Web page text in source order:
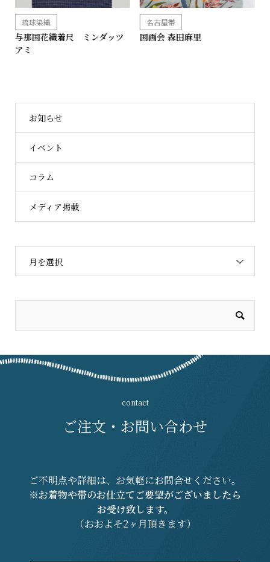
琉球染織
与那国花織着尺 ミンダッツ
アミ
名古屋帯
国画会 森田麻里
お知らせ
イベント
コラム
メディア掲載
月を選択
ご注文・お問い合わせ
ご不明点や詳細は、お気軽にお問合せください。
※お着物や帯のお仕立てご要望がございましたら
お受け致します。
（おおよそ2ヶ月頂きます）